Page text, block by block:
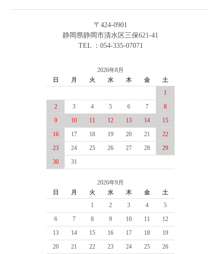
〒424-0901
静岡県静岡市清水区三保621-41
TEL ：054-335-07071
2026年8月
日
月 火 水 木 金
土
1
2
3 4 5 6 7
8
9
10 11 12 13 14
15
16
17 18 19 20 21
22
23
24 25 26 27 28
29
30
31
2026年9月
日
月 火 水 木 金
土
1
2 3 4
5
6
7 8 9 10 11
12
13
14 15 16 17 18
19
20
21 22 23 24 25
26